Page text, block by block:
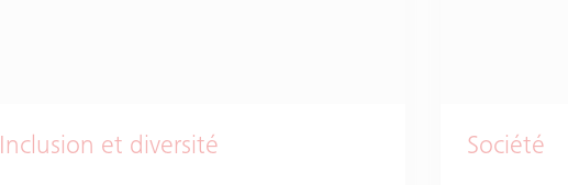
Inclusion et diversité Société